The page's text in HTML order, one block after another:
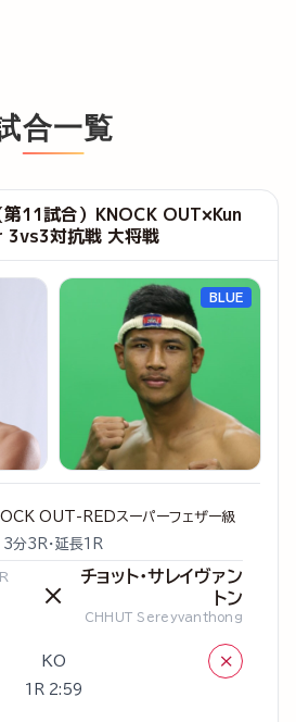
合一覧
11試合）KNOCK OUT×Kun
3vs3対抗戦 大将戦
OUT-REDスーパーフェザー級
3分3R・延長1R
×
チョット・サレイヴァン
トン
CHHUT Sereyvanthong
KO ×
1R 2:59
BLUE